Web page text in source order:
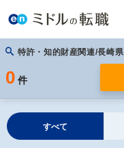
特許・知的財産関連/長崎県
0 件
すべて